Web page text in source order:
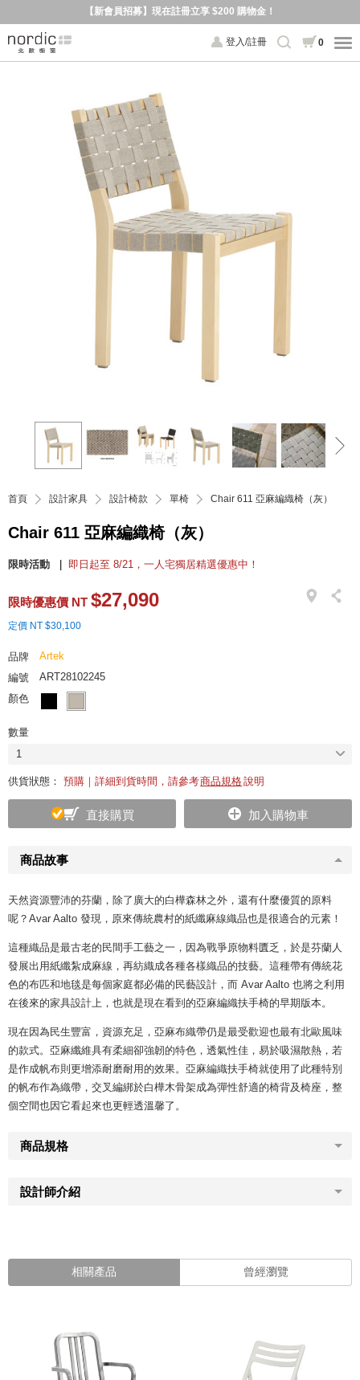
【新會員招募】現在註冊立享 $200 購物金！
登入/註冊 0
首頁 設計家具 設計椅款 單椅 Chair 611 亞麻編織椅（灰）
Chair 611 亞麻編織椅（灰）
限時活動 即日起至 8/21，一人宅獨居精選優惠中！
商品故事
天然資源豐沛的芬蘭，除了廣大的白樺森林之外，還有什麼優質的原料
呢？Avar Aalto 發現，原來傳統農村的紙纖麻線織品也是很適合的元素！
這種織品是最古老的民間手工藝之一，因為戰爭原物料匱乏，於是芬蘭人
發展出用紙纖紮成麻線，再紡織成各種各樣織品的技藝。這種帶有傳統花
色的布匹和地毯是每個家庭都必備的民藝設計，而 Avar Aalto 也將之利用
在後來的家具設計上，也就是現在看到的亞麻編織扶手椅的早期版本。
現在因為民生豐富，資源充足，亞麻布織帶仍是最受歡迎也最有北歐風味
的款式。亞麻纖維具有柔細卻強韌的特色，透氣性佳，易於吸濕散熱，若
是作成帆布則更增添耐磨耐用的效果。亞麻編織扶手椅就使用了此種特別
的帆布作為織帶，交叉編綁於白樺木骨架成為彈性舒適的椅背及椅座，整
個空間也因它看起來也更輕透溫馨了。
商品規格
設計師介紹
限時優惠價 NT $27,090
定價 NT $30,100
品牌
Artek
編號
ART28102245
顏色
數量
1
供貨狀態： 預購｜詳細到貨時間，請參考商品規格說明
直接購買 加入購物車
相關產品 曾經瀏覽